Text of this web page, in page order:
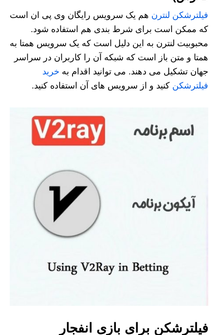
فیلترشکن لنترن هم یک سرویس رایگان وی پی ان است
که ممکن است برای شرط بندی هم استفاده شود.
محبوبیت لنترن به این دلیل است که یک سرویس همتا به
همتا و متن باز است که شبکه آن را کاربران در سراسر
جهان تشکیل می دهند. می توانید اقدام به خرید
فیلترشکن کنید و از سرویس های آن استفاده کنید.
فیلترشکن برای بازی انفجار